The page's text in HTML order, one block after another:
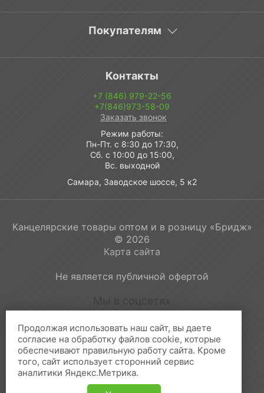
Покупателям
Контакты
+7 (846) 979-22-56
+7(846)973-58-09
Заказать звонок
Режим работы:
Пн-Пт. с 8:30 до 17:30,
Сб. с 10:00 до 15:00,
Вс. выходной
Самара, Заводское шоссе, 5 к2
Канцелярские товары оптом и в розницу «Бридж»
© 2026
Карта сайта
Не является публичной офертой
Мы в соцсетях
Принимаем к оплате:
Продолжая использовать наш сайт, вы даете
согласие на обработку файлов cookie, которые
обеспечивают правильную работу сайта. Кроме
того, сайт использует сторонний сервис
аналитики Яндекс.Метрика.